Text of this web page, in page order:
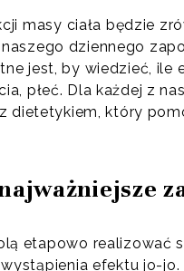
masy ciała będzie
dziennego
jest, by wiedzieć, ile
płeć. Dla każdej z
dietetykiem, który
etapowo realizować
efektu jo-jo.